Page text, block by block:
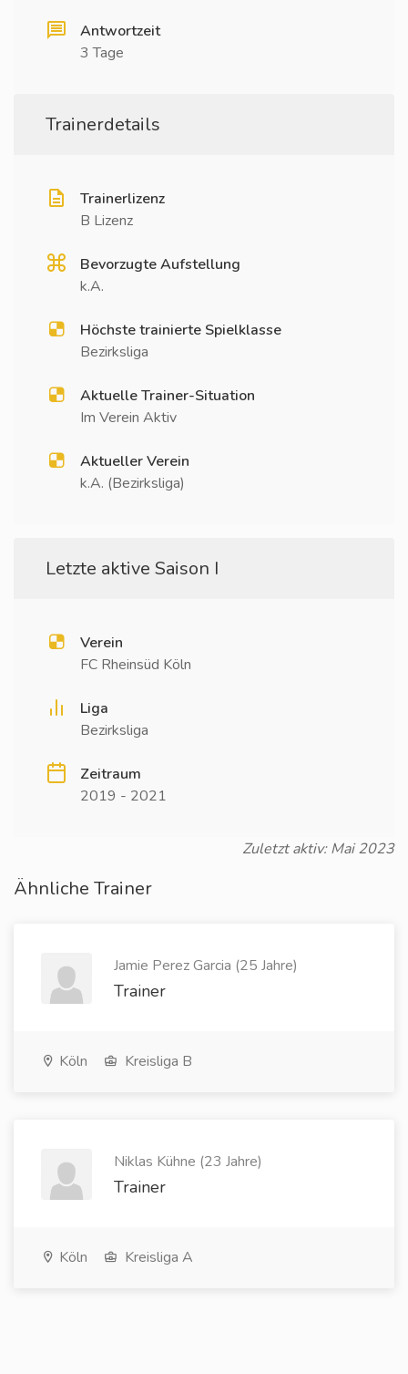
Antwortzeit
3 Tage
Trainerdetails
Trainerlizenz
B Lizenz
Bevorzugte Aufstellung
k.A.
Höchste trainierte Spielklasse
Bezirksliga
Aktuelle Trainer-Situation
Im Verein Aktiv
Aktueller Verein
k.A. (Bezirksliga)
Letzte aktive Saison I
Verein
FC Rheinsüd Köln
Liga
Bezirksliga
Zeitraum
2019 - 2021
Zuletzt aktiv: Mai 2023
Ähnliche Trainer
Jamie Perez Garcia (25 Jahre)
Trainer
Köln Kreisliga B
Niklas Kühne (23 Jahre)
Trainer
Köln Kreisliga A